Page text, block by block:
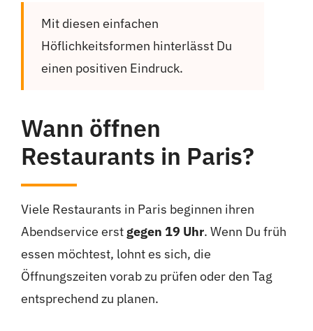
Mit diesen einfachen
Höflichkeitsformen hinterlässt Du
einen positiven Eindruck.
Wann öffnen
Restaurants in Paris?
Viele Restaurants in Paris beginnen ihren
Abendservice erstgegen 19 Uhr. Wenn Du früh
essen möchtest, lohnt es sich, die
Öffnungszeiten vorab zu prüfen oder den Tag
entsprechend zu planen.